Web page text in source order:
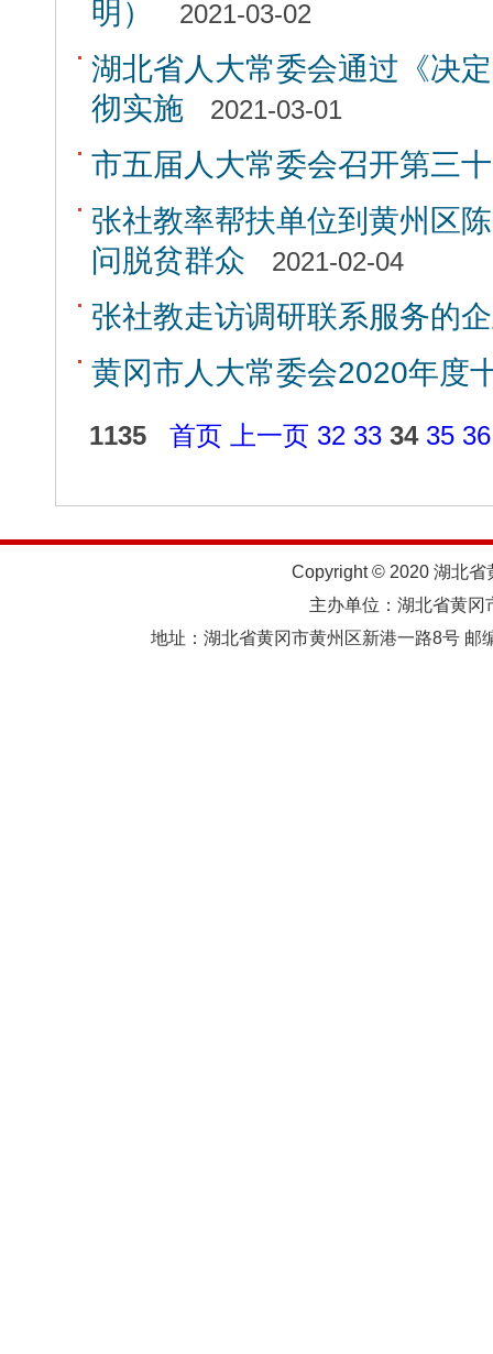
明）
2021-03-02
湖北省人大常委会通过《决
彻实施
2021-03-01
市五届人大常委会召开第三
张社教率帮扶单位到黄州区
问脱贫群众
2021-02-04
张社教走访调研联系服务的
黄冈市人大常委会2020年度
1135 首页 上一页 32 33 34 35 36
Copyright © 2020 湖北省
主办单位：湖北省黄
地址：湖北省黄冈市黄州区新港一路8号